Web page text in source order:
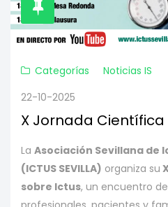
Categorías
Noticias IS
22-10-2025
X Jornada Científica
La Asociación Sevillana de
(ICTUS SEVILLA) organiza su
sobre Ictus, un encuentro